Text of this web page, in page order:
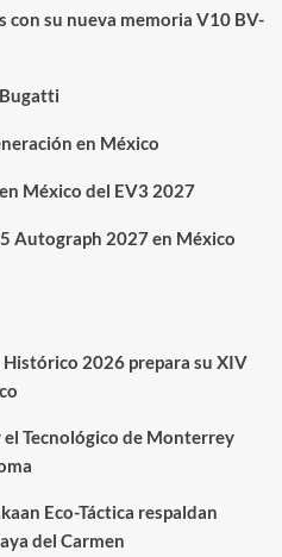
con su nueva memoria V10 BV-
en México
México del EV3 2027
Autograph 2027 en México
Histórico 2026 prepara su XIV
el Tecnológico de Monterrey
Eco-Táctica respaldan
del Carmen